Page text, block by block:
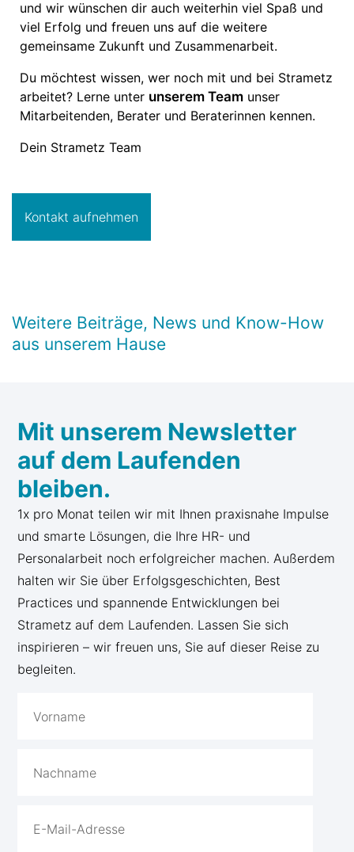
und wir wünschen dir auch weiterhin viel Spaß und
viel Erfolg und freuen uns auf die weitere
gemeinsame Zukunft und Zusammenarbeit.
Du möchtest wissen, wer noch mit und bei Strametz
arbeitet? Lerne unter unserem Team unser
Mitarbeitenden, Berater und Beraterinnen kennen.
Dein Strametz Team
Kontakt aufnehmen
Weitere Beiträge, News und Know-How
aus unserem Hause
Mit unserem Newsletter
auf dem Laufenden
bleiben.
1x pro Monat teilen wir mit Ihnen praxisnahe Impulse
und smarte Lösungen, die Ihre HR- und
Personalarbeit noch erfolgreicher machen. Außerdem
halten wir Sie über Erfolgsgeschichten, Best
Practices und spannende Entwicklungen bei
Strametz auf dem Laufenden. Lassen Sie sich
inspirieren – wir freuen uns, Sie auf dieser Reise zu
begleiten.